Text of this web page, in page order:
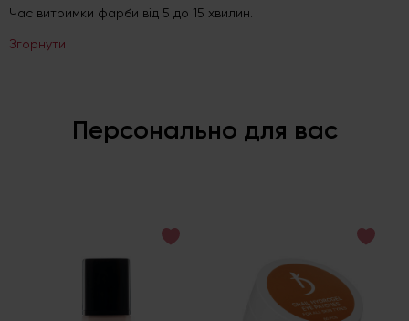
Час витримки фарби від 5 до 15 хвилин.
Згорнути
Персонально для вас